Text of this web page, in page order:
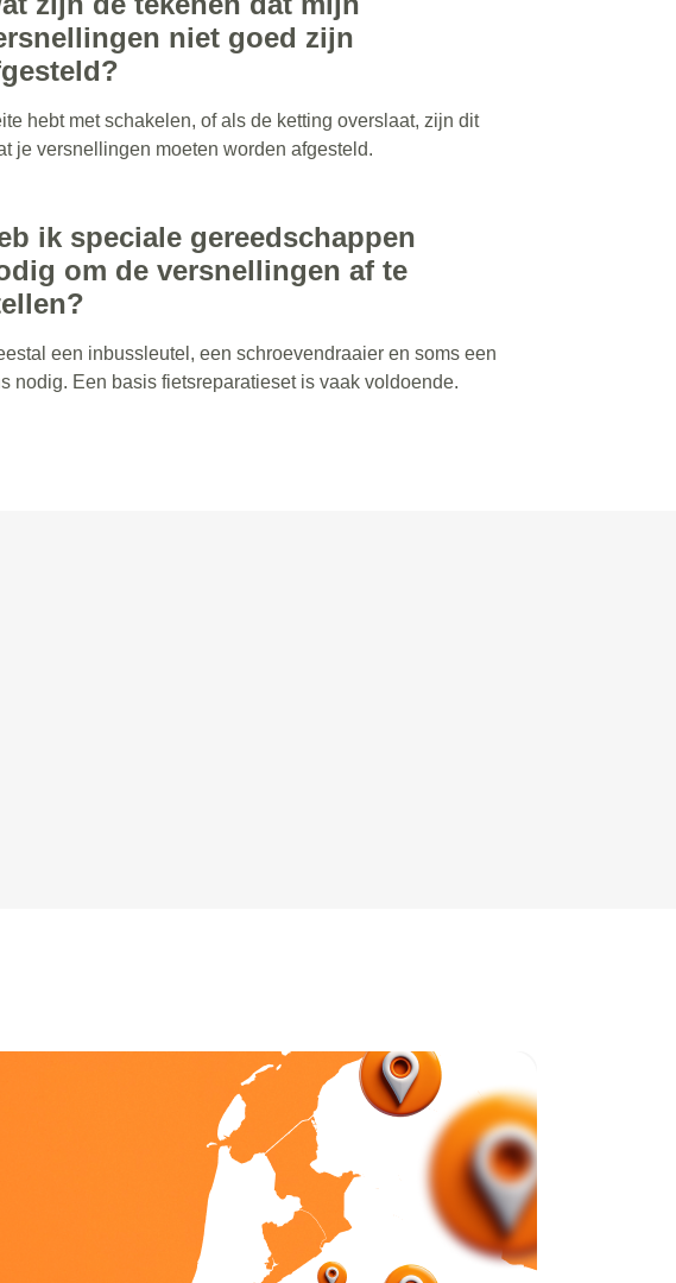
niet goed zijn
hebt met schakelen, of als de ketting overslaat, zijn dit
je versnellingen moeten worden afgesteld.
ik speciale gereedschappen
om de versnellingen af te
een inbussleutel, een schroevendraaier en soms een
nodig. Een basis fietsreparatieset is vaak voldoende.